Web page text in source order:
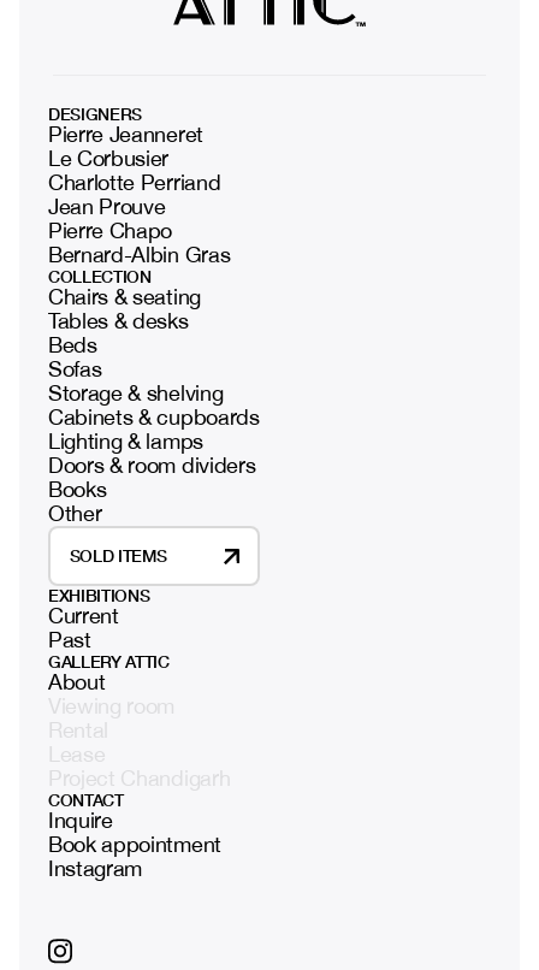
DESIGNERS
Pierre Jeanneret
Le Corbusier
Charlotte Perriand
Jean Prouve
Pierre Chapo
Bernard-Albin Gras
COLLECTION
Chairs & seating
Tables & desks
Beds
Sofas
Storage & shelving
Cabinets & cupboards
Lighting & lamps
Doors & room dividers
Books
Other
SOLD ITEMS
EXHIBITIONS
Current
Past
GALLERY ATTIC
About
Viewing room
Rental
Lease
Project Chandigarh
CONTACT
Inquire
Book appointment
Instagram